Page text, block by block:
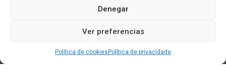
Denegar
Ver preferencias
Política de cookies Política de privacidade